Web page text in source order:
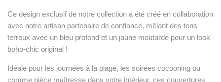
Ce design exclusif de notre collection a été créé en collaboration
avec notre artisan partenaire de confiance, mêlant des tons
terreux avec un bleu profond et un jaune moutarde pour un look
boho-chic original !
Idéale pour les journées à la plage, les soirées cocooning ou
comme pièce maîtresse dans votre intérieur, ces couvertures